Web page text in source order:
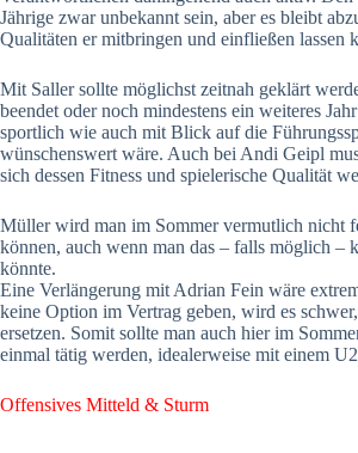
Jährige zwar unbekannt sein, aber es bleibt
Qualitäten er mitbringen und einfließen lassen
Mit Saller sollte möglichst zeitnah geklärt
beendet oder noch mindestens ein weiteres
sportlich wie auch mit Blick auf die
wünschenswert wäre. Auch bei Andi Geipl
sich dessen Fitness und spielerische Qualität
Müller wird man im Sommer vermutlich nicht
können, auch wenn man das – falls möglich –
könnte.
Eine Verlängerung mit Adrian Fein wäre
keine Option im Vertrag geben, wird es
ersetzen. Somit sollte man auch hier im
einmal tätig werden, idealerweise mit einem
Offensives Mitteld & Sturm